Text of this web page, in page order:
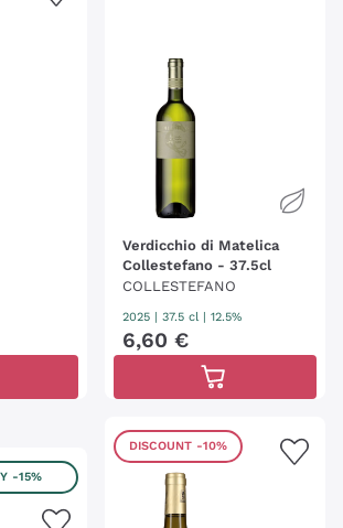
Verdicchio di Matelica
Collestefano - 37.5cl
COLLESTEFANO
2025 37.5 cl | 12.5%
6,60 €
-15%
DISCOUNT -10%